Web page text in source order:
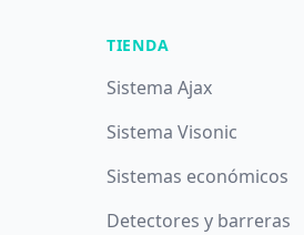
TIENDA
Sistema Ajax
Sistema Visonic
Sistemas económicos
Detectores y barreras